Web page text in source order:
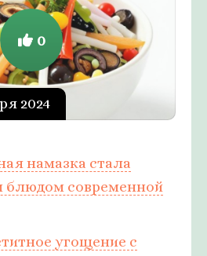
2024
0
намазка стала
блюдом современной
угощение с